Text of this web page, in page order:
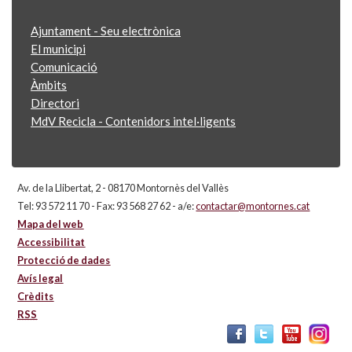
Ajuntament - Seu electrònica
El municipi
Comunicació
Àmbits
Directori
MdV Recicla - Contenidors intel·ligents
Av. de la Llibertat, 2 - 08170 Montornès del Vallès
Tel: 93 572 11 70 - Fax: 93 568 27 62 - a/e:contactar@montornes.cat
Mapa del web
Accessibilitat
Protecció de dades
Avís legal
Crèdits
RSS